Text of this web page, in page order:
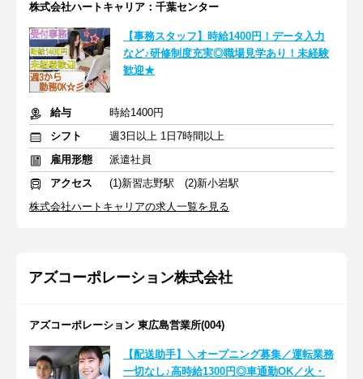
株式会社ハートキャリア：千葉センター
【事務スタッフ】時給1400円！データ入力
など♪研修制度充実◎職場見学あり！未経験
歓迎★
給与
時給1400円
シフト
週3日以上 1日7時間以上
雇用形態
派遣社員
アクセス
(1)新習志野駅 (2)新小岩駅
株式会社ハートキャリアの求人一覧を見る
アズコーポレーション株式会社
アズコーポレーション 東広島営業所(004)
【配送助手】＼オープニング募集／運転業務
一切なし♪高時給1300円◎車通勤OK／火・